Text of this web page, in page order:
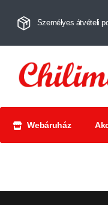
Személyes átvételi
Webáruház